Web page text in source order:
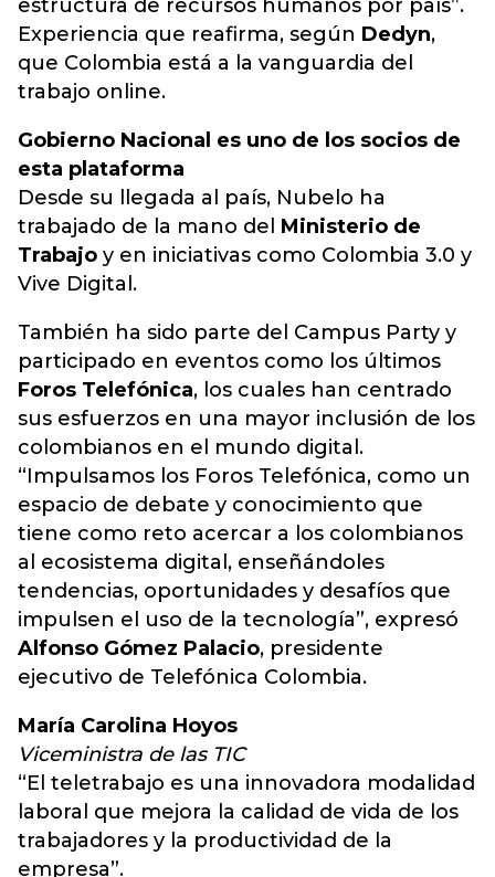
estructura de recursos humanos por país”.
Experiencia que reafirma, según Dedyn,
que Colombia está a la vanguardia del
trabajo online.
Gobierno Nacional es uno de los socios de
esta plataforma
Desde su llegada al país, Nubelo ha
trabajado de la mano del Ministerio de
Trabajo y en iniciativas como Colombia 3.0 y
Vive Digital.
También ha sido parte del Campus Party y
participado en eventos como los últimos
Foros Telefónica, los cuales han centrado
sus esfuerzos en una mayor inclusión de los
colombianos en el mundo digital.
“Impulsamos los Foros Telefónica, como un
espacio de debate y conocimiento que
tiene como reto acercar a los colombianos
al ecosistema digital, enseñándoles
tendencias, oportunidades y desafíos que
impulsen el uso de la tecnología”, expresó
Alfonso Gómez Palacio, presidente
ejecutivo de Telefónica Colombia.
María Carolina Hoyos
Viceministra de las TIC
“El teletrabajo es una innovadora modalidad
laboral que mejora la calidad de vida de los
trabajadores y la productividad de la
empresa”.